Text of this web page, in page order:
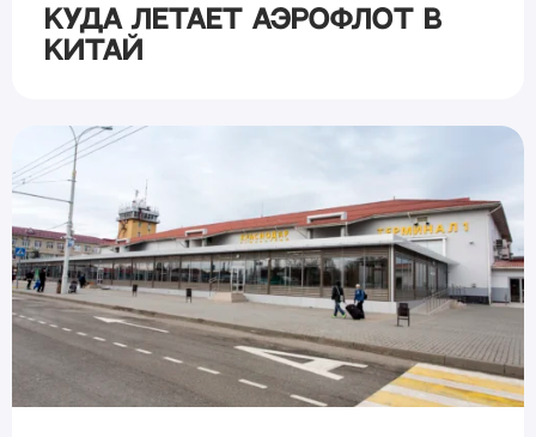
Куда летает Аэрофлот в
Китай